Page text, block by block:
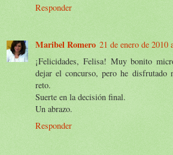
Responder
Maribel Romero 21 de enero de 2010
¡Felicidades, Felisa! Muy bonito
dejar el concurso, pero he disfrutado
reto.
Suerte en la decisión final.
Un abrazo.
Responder